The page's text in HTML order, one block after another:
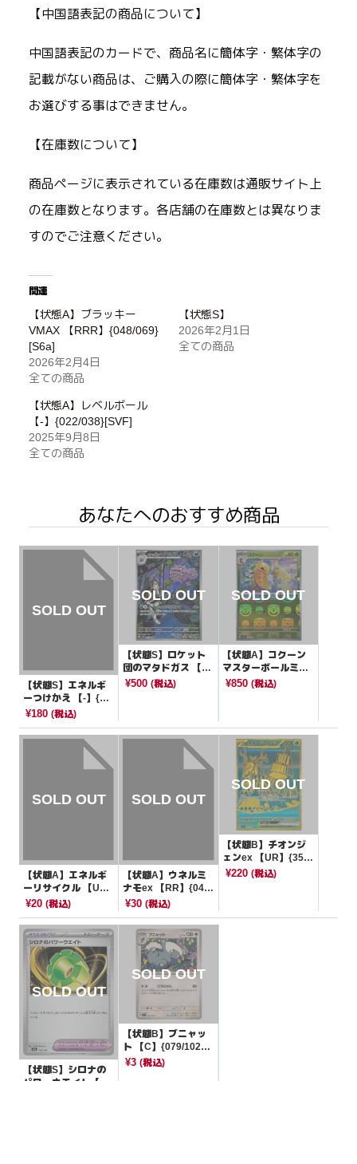
【中国語表記の商品について】
中国語表記のカードで、商品名に簡体字・繁体字の
記載がない商品は、ご購入の際に簡体字・繁体字を
お選びする事はできません。
【在庫数について】
商品ページに表示されている在庫数は通販サイト上
の在庫数となります。各店舗の在庫数とは異なりま
すのでご注意ください。
関連
【状態A】ブラッキー
VMAX 【RRR】{048/069}
[S6a]
2026年2月4日
全ての商品
【状態S】
2026年2月1日
全ての商品
【状態A】レベルボール
【-】{022/038}[SVF]
2025年9月8日
全ての商品
あなたへのおすすめ商品
【状態S】エネルギ
ーつけかえ 【-】{00
2/024}[sB]
¥180 (税込)
【状態S】ロケット
団のマタドガス 【A
R】{105/098}[SV10]
¥500(税込)
【状態A】コクーン
マスターボールミラ
ー【C】{014/165}[S
¥850 (税込)
【状態A】エネルギ
ーリサイクル 【U】
{062/070}[S5R]
¥20 (税込)
【状態A】ウネルミ
ナモex 【RR】{049/
187}[SV8a]
¥30(税込)
【状態B】チオンジ
ェンex 【UR】{355/
190}[SV4a]
¥220 (税込)
【状態S】シロナの
パワーウエイト【-】
【状態B】ブニャッ
ト 【C】{079/102}
[SV7]
¥3(税込)